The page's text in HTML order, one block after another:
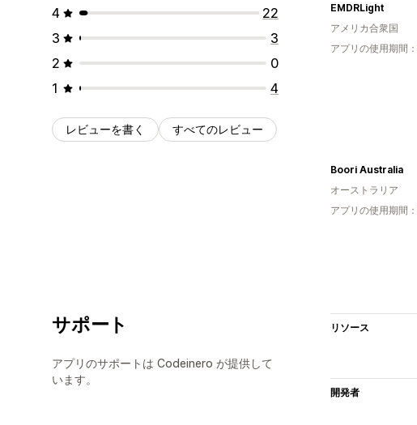
4
22
3
3
2
0
1
4
レビューを書く すべてのレビュー
EMDRLight
アメリカ合衆国
アプリの使用期間
Boori Australia
オーストラリア
アプリの使用期間
サポート
アプリのサポートは Codeinero が提供して
います。
リソース
開発者